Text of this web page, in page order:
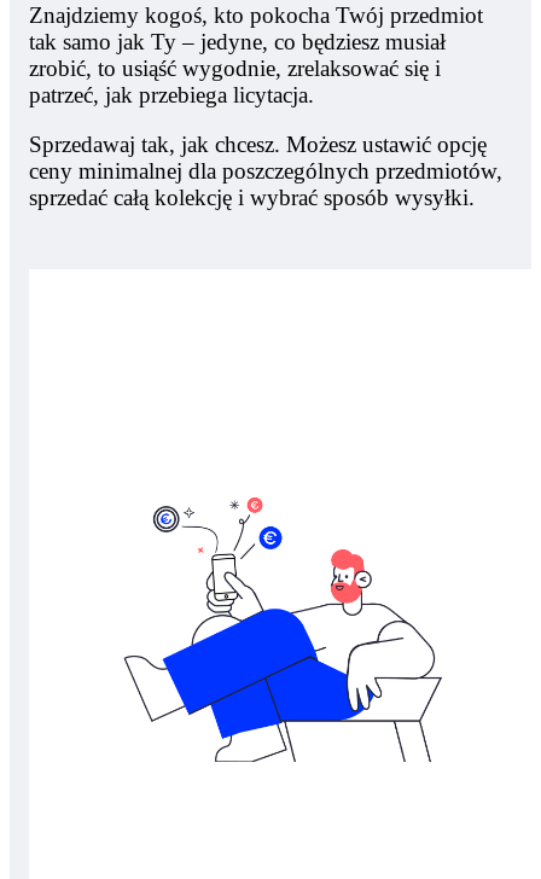
Znajdziemy kogoś, kto pokocha Twój przedmiot
tak samo jak Ty – jedyne, co będziesz musiał
zrobić, to usiąść wygodnie, zrelaksować się i
patrzeć, jak przebiega licytacja.
Sprzedawaj tak, jak chcesz. Możesz ustawić opcję
ceny minimalnej dla poszczególnych przedmiotów,
sprzedać całą kolekcję i wybrać sposób wysyłki.